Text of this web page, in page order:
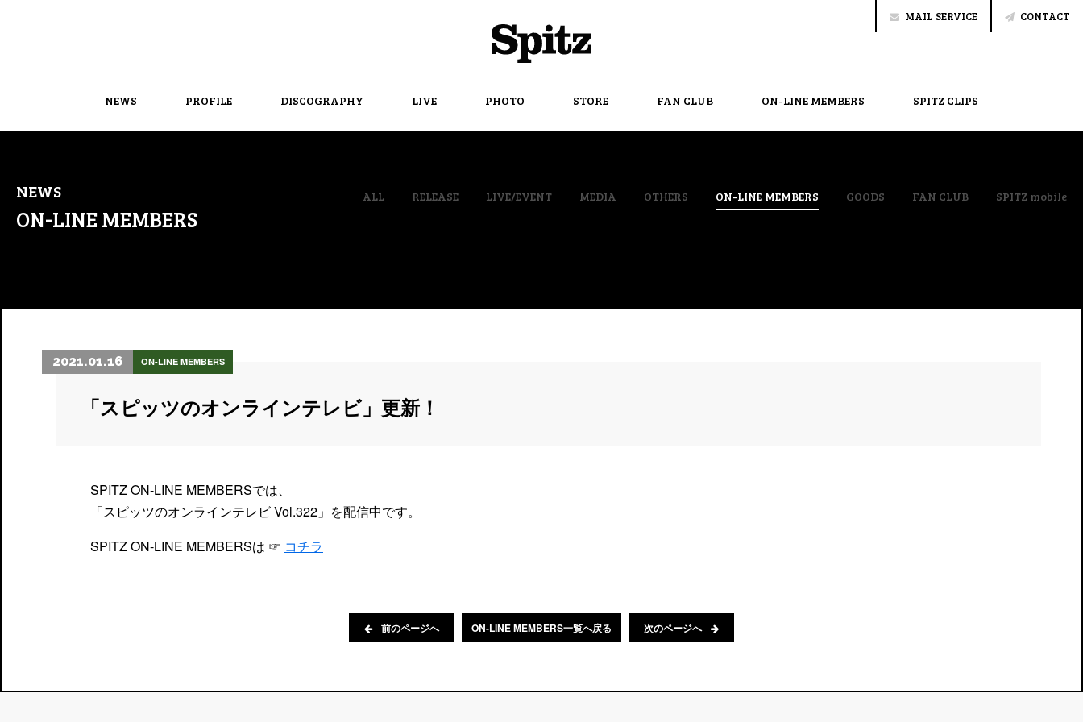
NEWS PROFILE DISCOGRAPHY LIVE PHOTO STORE FAN CLUB ON-LINE MEMBERS SPITZ CLIPS
MAIL SERVICE CONTACT
NEWS
ON-LINE MEMBERS
ALL RELEASE LIVE/EVENT MEDIA OTHERS ON-LINE MEMBERS GOODS FAN CLUB SPITZ mobile
2021.01.16 ON-LINE MEMBERS
「スピッツのオンラインテレビ」更新！
SPITZ ON-LINE MEMBERSでは、
「スピッツのオンラインテレビ Vol.322」を配信中です。
SPITZ ON-LINE MEMBERSは ☞ コチラ
前のページへ ON-LINE MEMBERS一覧へ戻る 次のページへ